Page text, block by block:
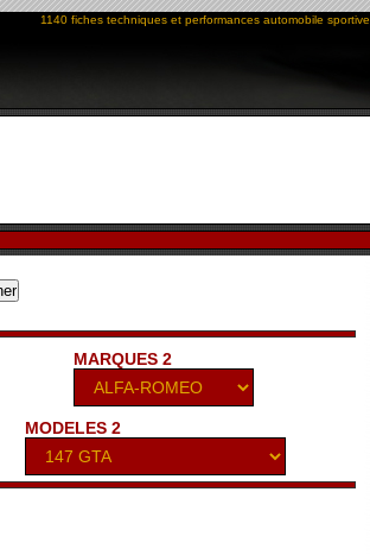
1140 fiches techniques et performances automobile sportive.
MARQUES 2
MODELES 2